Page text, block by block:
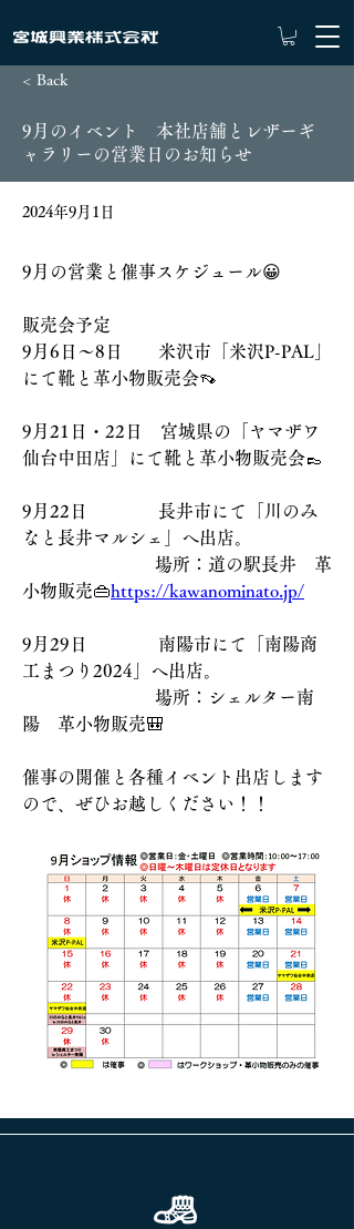
< Back
9月のイベント 本社店舗とレザーギ
ャラリーの営業日のお知らせ
2024年9月1日
次へ
9月の営業と催事スケジュール😀
販売会予定
9月6日～8日　　米沢市「米沢P-PAL」
にて靴と革小物販売会👡
9月21日・22日　宮城県の「ヤマザワ
仙台中田店」にて靴と革小物販売会👞
9月22日　　　　長井市にて「川のみ
なと長井マルシェ」へ出店。
小物販売👜https://kawanominato.jp/
9月29日　　　　南陽市にて「南陽商
工まつり2024」へ出店。
陽　革小物販売🎒
催事の開催と各種イベント出店します
ので、ぜひお越しください！！